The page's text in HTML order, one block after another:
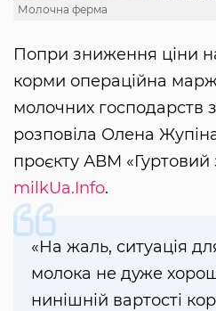
Молочна ферма
Попри зниження ціни
корми операційна
молочних господарств
розповіла Олена
проєкту АВМ
milkUa.Info.
«На жаль, ситуація
молока не дуже
нинішній вартості